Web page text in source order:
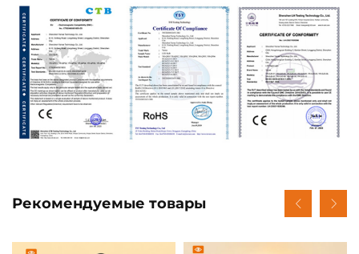
Рекомендуемые товары